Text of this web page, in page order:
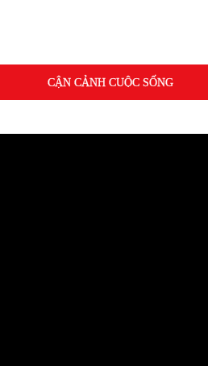
CẬN CẢNH CUỘC SỐNG